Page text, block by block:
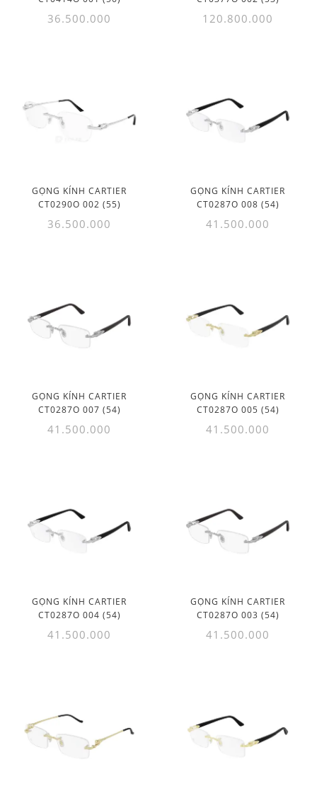
36.500.000 120.800.000
GỌNG KÍNH CARTIER
CT0290O 002 (55)
36.500.000
GỌNG KÍNH CARTIER
CT0287O 008 (54)
41.500.000
GỌNG KÍNH CARTIER
CT0287O 007 (54)
41.500.000
GỌNG KÍNH CARTIER
CT0287O 005 (54)
41.500.000
GỌNG KÍNH CARTIER
CT0287O 004 (54)
41.500.000
GỌNG KÍNH CARTIER
CT0287O 003 (54)
41.500.000